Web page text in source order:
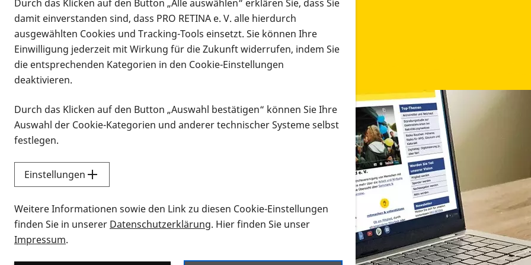
Infomaterial
Infomaterial
Vorlesen
Alle Infomaterialien in verschiedenen Formaten an
Sie möchten wissen, wie Sie nach Infonmaterial suchen und dieses bestellen bzw. herunterladen
Durch das Klicken auf den Button „Alle auswählen“ erklären Sie, dass Sie
damit einverstanden sind, dass PRO RETINA e. V. alle hierdurch
ausgewählten Cookies und Tracking-Tools einsetzt. Sie können Ihre
Einwilligung jederzeit mit Wirkung für die Zukunft widerrufen, indem Sie
die entsprechenden Kategorien in den Cookie-Einstellungen
deaktivieren.
Durch das Klicken auf den Button „Auswahl bestätigen“ können Sie Ihre
Auswahl der Cookie-Kategorien und anderer technischer Systeme selbst
festlegen.
Einstellungen
Weitere Informationen sowie den Link zu diesen Cookie-Einstellungen
finden Sie in unserer Datenschutzerklärung. Hier finden Sie unser
Impressum.